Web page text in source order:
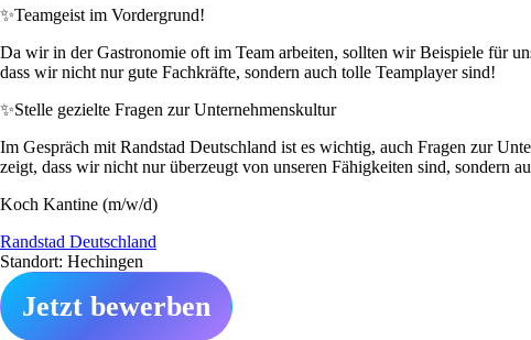
✨Teamgeist im Vordergrund!
Da wir in der Gastronomie oft im Team arbeiten, sollten wir Beispiele für
dass wir nicht nur gute Fachkräfte, sondern auch tolle Teamplayer sind!
✨Stelle gezielte Fragen zur Unternehmenskultur
Im Gespräch mit Randstad Deutschland ist es wichtig, auch Fragen zur
zeigt, dass wir nicht nur überzeugt von unseren Fähigkeiten sind, sondern
Koch Kantine (m/w/d)
Randstad Deutschland
Standort: Hechingen
Jetzt bewerben